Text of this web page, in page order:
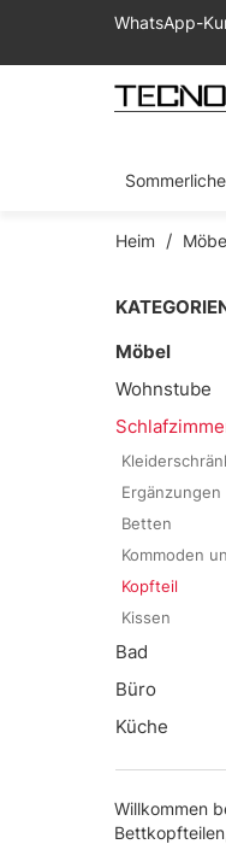
WhatsApp-
Heim
Möbel
Wohnstube
Ergänzungen
Betten
Kommoden
Kopfteil
Kissen
Bad
Büro
Küche
Willkommen